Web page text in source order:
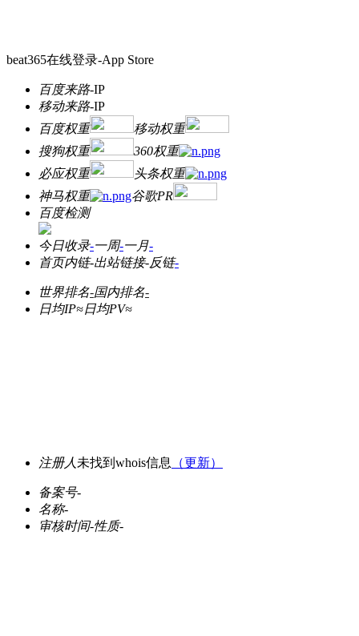
beat365在线登录-App Store
百度来路-IP
移动来路-IP
百度权重
移动权重
搜狗权重
360权重
必应权重
头条权重
神马权重
谷歌PR
百度检测
今日收录-一周-一月-
首页内链-出站链接-反链-
世界排名-国内排名-
日均IP≈日均PV≈
注册人 未找到whois信息 （更新）
备案号-
名称-
审核时间-性质-